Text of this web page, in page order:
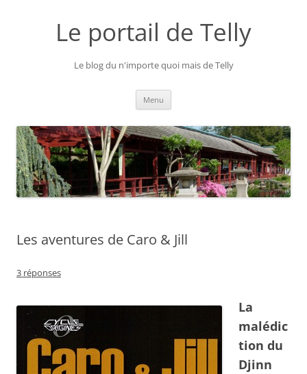
Le portail de Telly
Le blog du n'importe quoi mais de Telly
Menu
Les aventures de Caro & Jill
3 réponses
La
malédic
tion du
Djinn